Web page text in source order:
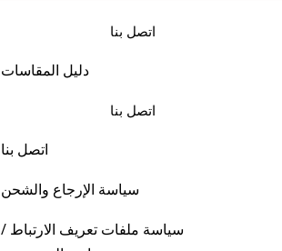
اتصل بنا
دليل المقاسات
اتصل بنا
اتصل بنا
سياسة الإرجاع والشحن
سياسة ملفات تعريف الارتباط /